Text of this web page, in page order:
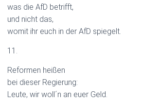
was die AfD betrifft,
und nicht das,
womit ihr euch in der AfD spiegelt.
11.
Reformen heißen
bei dieser Regierung:
Leute, wir woll´n an euer Geld.